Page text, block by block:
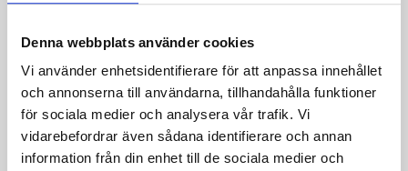
Denna webbplats använder cookies
Vi använder enhetsidentifierare för att anpassa innehållet
och annonserna till användarna, tillhandahålla funktioner
för sociala medier och analysera vår trafik. Vi
vidarebefordrar även sådana identifierare och annan
information från din enhet till de sociala medier och
Kycklinggryta med
oliver
Mustig köttgryta med
rotfrukter